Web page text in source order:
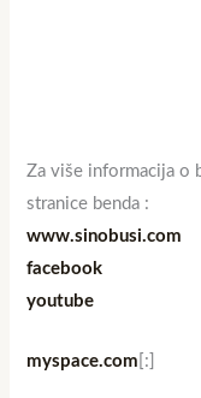
Za više informacija o
stranice benda :
www.sinobusi.com
facebook
youtube
myspace.com [:]